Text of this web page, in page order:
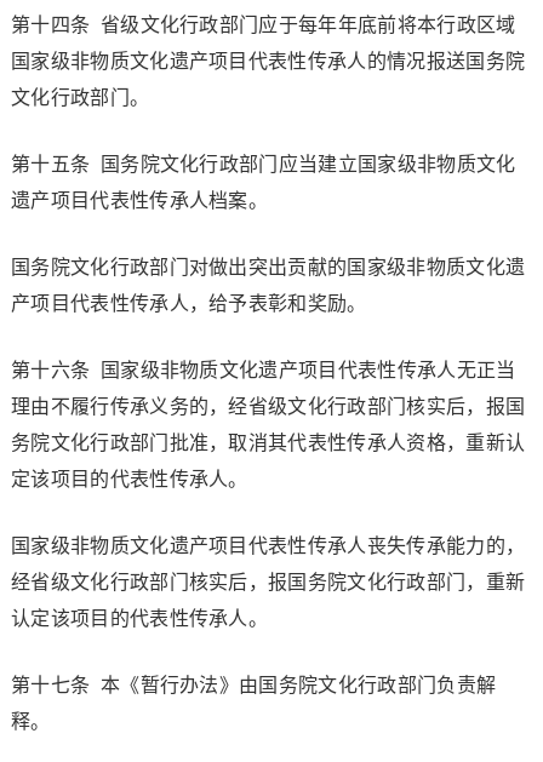
第十四条 省级文化行政部门应于每年年底前将本行政区域
国家级非物质文化遗产项目代表性传承人的情况报送国务院
文化行政部门。
第十五条 国务院文化行政部门应当建立国家级非物质文化
遗产项目代表性传承人档案。
国务院文化行政部门对做出突出贡献的国家级非物质文化遗
产项目代表性传承人，给予表彰和奖励。
第十六条 国家级非物质文化遗产项目代表性传承人无正当
理由不履行传承义务的，经省级文化行政部门核实后，报国
务院文化行政部门批准，取消其代表性传承人资格，重新认
定该项目的代表性传承人。
国家级非物质文化遗产项目代表性传承人丧失传承能力的，
经省级文化行政部门核实后，报国务院文化行政部门，重新
认定该项目的代表性传承人。
第十七条 本《暂行办法》由国务院文化行政部门负责解
释。